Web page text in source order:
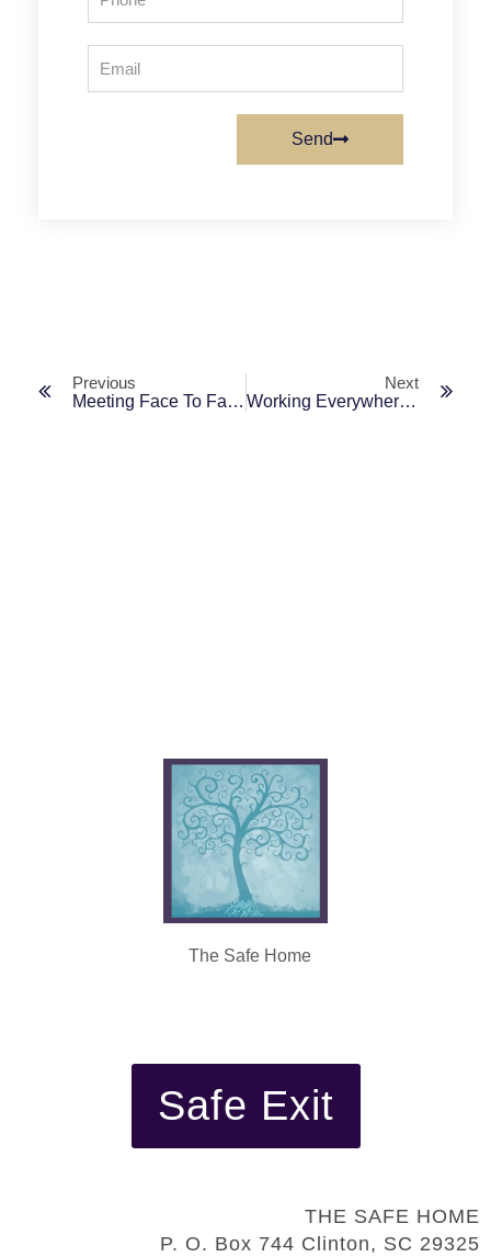
Send
Previous
Meeting Face To Face Is The First Step To Success.
Next
Working Everywhere. Any Time. Any Place.
The Safe Home
Safe Exit
THE SAFE HOME
P. O. Box 744 Clinton, SC 29325